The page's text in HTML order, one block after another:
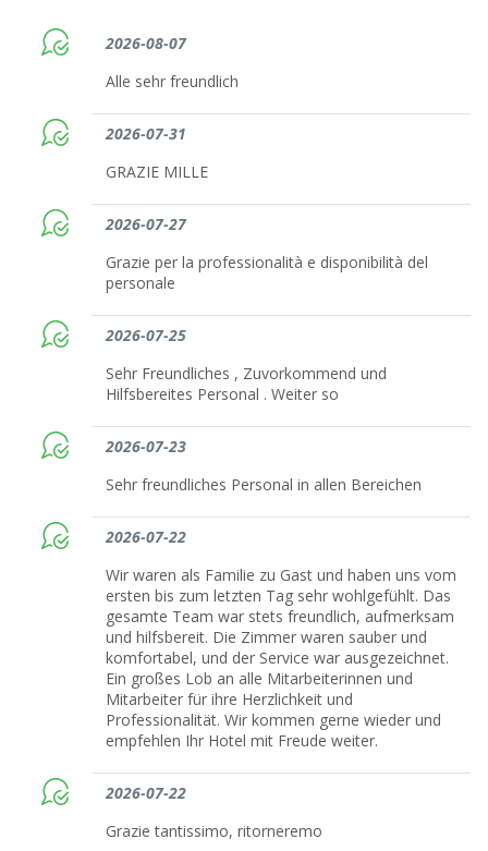
2026-08-07
Alle sehr freundlich
2026-07-31
GRAZIE MILLE
2026-07-27
Grazie per la professionalità e disponibilità del
personale
2026-07-25
Sehr Freundliches , Zuvorkommend und
Hilfsbereites Personal . Weiter so
2026-07-23
Sehr freundliches Personal in allen Bereichen
2026-07-22
Wir waren als Familie zu Gast und haben uns vom
ersten bis zum letzten Tag sehr wohlgefühlt. Das
gesamte Team war stets freundlich, aufmerksam
und hilfsbereit. Die Zimmer waren sauber und
komfortabel, und der Service war ausgezeichnet.
Ein großes Lob an alle Mitarbeiterinnen und
Mitarbeiter für ihre Herzlichkeit und
Professionalität. Wir kommen gerne wieder und
empfehlen Ihr Hotel mit Freude weiter.
2026-07-22
Grazie tantissimo, ritorneremo